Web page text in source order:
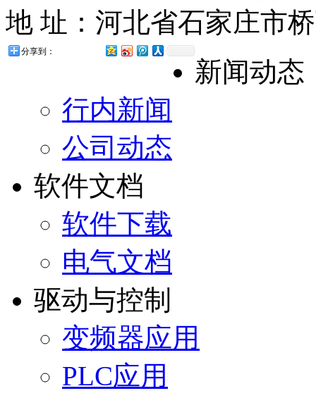
地 址：河北省石家庄市
分享到：
新闻动态
行内新闻
公司动态
软件文档
软件下载
电气文档
驱动与控制
变频器应用
PLC应用